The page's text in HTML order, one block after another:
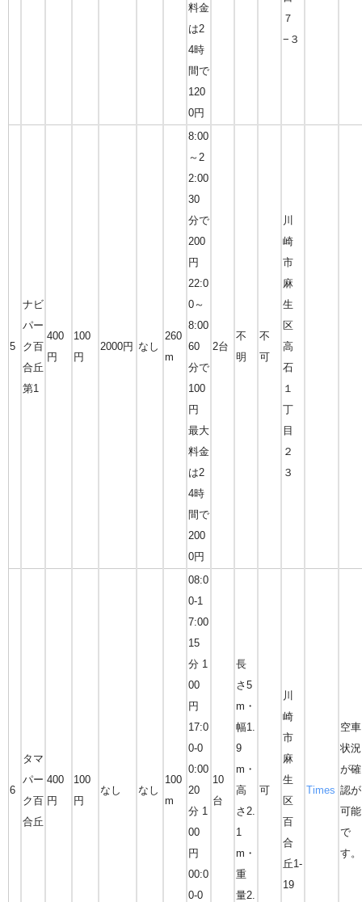
料金
は2
4時
間で
120
0円
７
−３
5
ナビ
パー
ク百
合丘
第1
400
円
100
円
2000円 なし
260
m
8:00
～2
2:00
30
分で
200
円
22:0
0～
8:00
60
分で
100
円
最大
料金
は2
4時
間で
200
0円
2台
不
明
不
可
川
崎
市
麻
生
区
高
石
１
丁
目
２
３
6
タマ
パー
ク百
合丘
400
円
100
円
なし なし
100
m
08:0
0-1
7:00
15
分 1
00
円
17:0
0-0
0:00
20
分 1
00
円
00:0
0-0
10
台
長
さ5
m・
幅1.
9
m・
高
さ2.
1
m・
重
量2.
可
川
崎
市
麻
生
区
百
合
丘1-
19
Times
空車
状況
が確
認が
可能
で
す。